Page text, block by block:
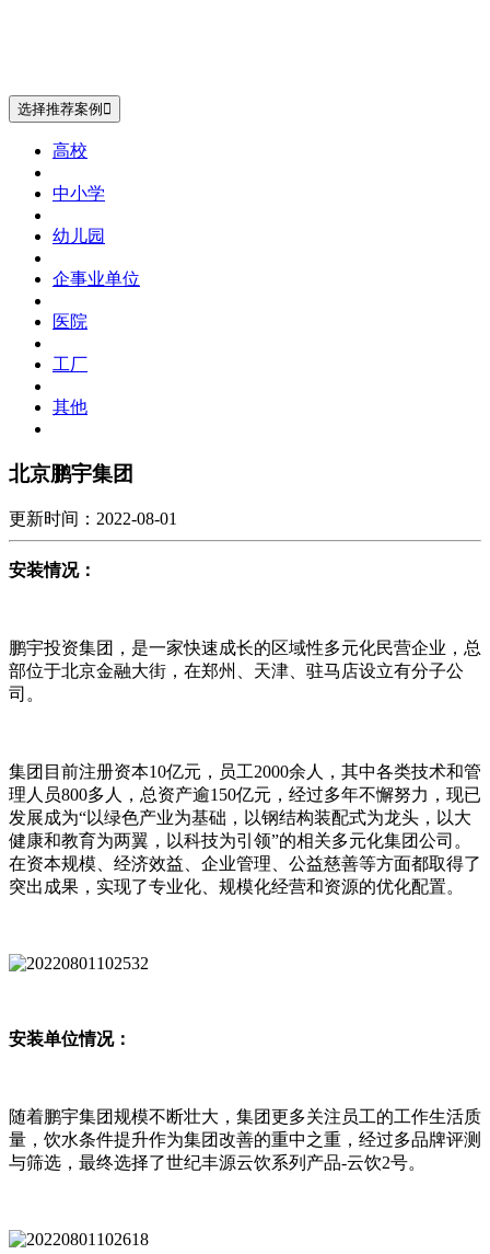
选择推荐案例 
高校
中小学
幼儿园
企事业单位
医院
工厂
其他
北京鹏宇集团
更新时间：2022-08-01
安装情况：
鹏宇投资集团，是一家快速成长的区域性多元化民营企业，总
部位于北京金融大街，在郑州、天津、驻马店设立有分子公
司。
集团目前注册资本10亿元，员工2000余人，其中各类技术和管
理人员800多人，总资产逾150亿元，经过多年不懈努力，现已
发展成为“以绿色产业为基础，以钢结构装配式为龙头，以大
健康和教育为两翼，以科技为引领”的相关多元化集团公司。
在资本规模、经济效益、企业管理、公益慈善等方面都取得了
突出成果，实现了专业化、规模化经营和资源的优化配置。
安装单位情况：
随着鹏宇集团规模不断壮大，集团更多关注员工的工作生活质
量，饮水条件提升作为集团改善的重中之重，经过多品牌评测
与筛选，最终选择了世纪丰源云饮系列产品-云饮2号。